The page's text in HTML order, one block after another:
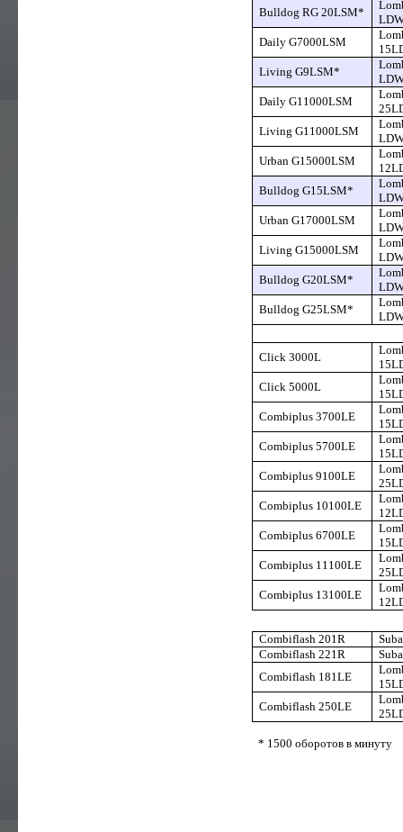
Bulldog RG 20LSM*
Daily G7000LSM
Living G9LSM*
Daily G11000LSM
Living G11000LSM
Urban G15000LSM
Bulldog G15LSM*
Urban G17000LSM
Living G15000LSM
Bulldog G20LSM*
Bulldog G25LSM*
Click 3000L
Click 5000L
Combiplus 3700LE
Combiplus 5700LE
Combiplus 9100LE
Combiplus 10100LE
Combiplus 6700LE
Combiplus 11100LE
Combiplus 13100LE
Combiflash 201R
Combiflash 221R
Combiflash 181LE
Combiflash 250LE
* 1500 оборотов в минуту